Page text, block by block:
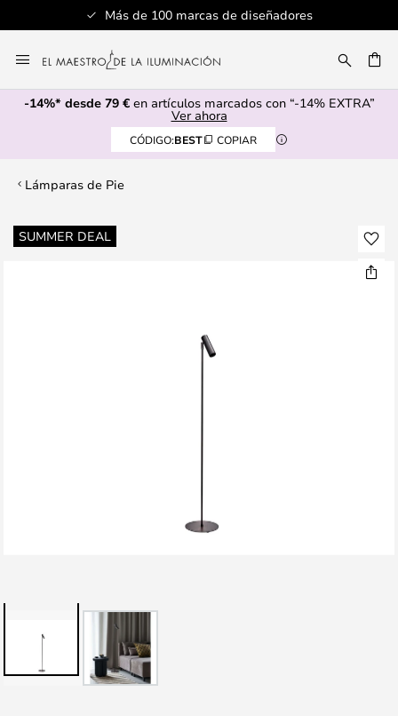
Más de 100 marcas de diseñadores
al
contenido
-14%* desde 79 €en artículos marcados con “-14% EXTRA”
Ver ahora
CÓDIGO:BEST COPIAR
Lámparas de Pie
SUMMER DEAL
Saltar
al